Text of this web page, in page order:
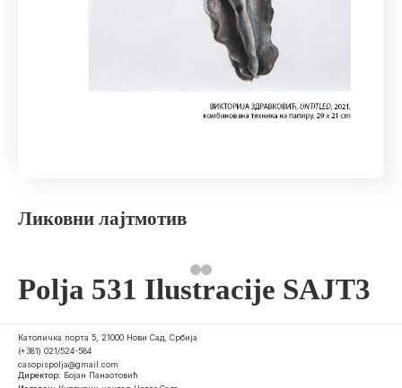
Ликовни лајтмотив
Polja 531 Ilustracije SAJT3
Католичка порта 5, 21000 Нови Сад, Србија
(+381) 021/524-584
casopispolja@gmail.com
Директор: Бојан Панаотовић